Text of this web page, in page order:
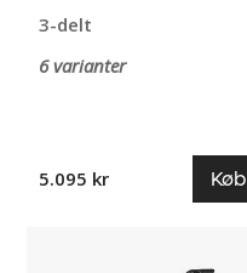
3-delt
6 varianter
5.095 kr Køb